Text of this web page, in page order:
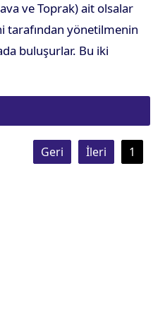
ve Toprak) ait olsalar
tarafından yönetilmenin
buluşurlar. Bu iki
Geri İleri 1